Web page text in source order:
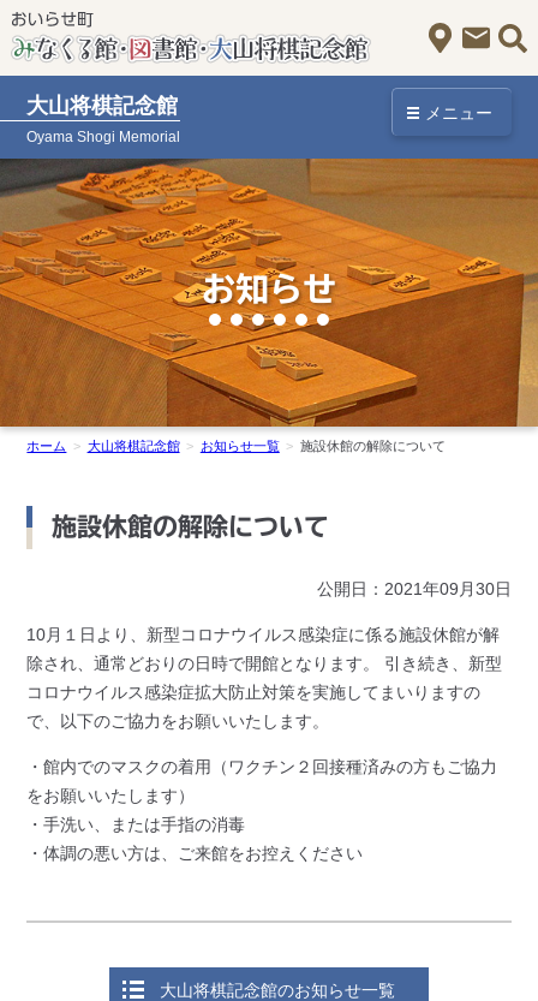
アクセス
お問
大山将棋記念館
Oyama Shogi Memorial
メニュー
お知らせ
ホーム 大山将棋記念館 お知らせ一覧 施設休館の解除について
施設休館の解除について
公開日：2021年09月30日
10月１日より、新型コロナウイルス感染症に係る施設休館が解
除され、通常どおりの日時で開館となります。 引き続き、新型
コロナウイルス感染症拡大防止対策を実施してまいりますの
で、以下のご協力をお願いいたします。
・館内でのマスクの着用（ワクチン２回接種済みの方もご協力
をお願いいたします）
・手洗い、または手指の消毒
・体調の悪い方は、ご来館をお控えください
大山将棋記念館のお知らせ一覧